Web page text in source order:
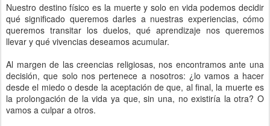
Nuestro destino físico es la muerte y solo en vida podemos decidir
qué significado queremos darles a nuestras experiencias, cómo
queremos transitar los duelos, qué aprendizaje nos queremos
llevar y qué vivencias deseamos acumular.
Al margen de las creencias religiosas, nos encontramos ante una
decisión, que solo nos pertenece a nosotros: ¿lo vamos a hacer
desde el miedo o desde la aceptación de que, al final, la muerte es
la prolongación de la vida ya que, sin una, no existiría la otra? O
vamos a culpar a otros.